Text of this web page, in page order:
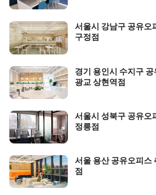
서울시 강남구 공유오
구정점
경기 용인시 수지구
광교 상현역점
서울시 성북구 공유오
정릉점
서울 용산 공유오피스
점